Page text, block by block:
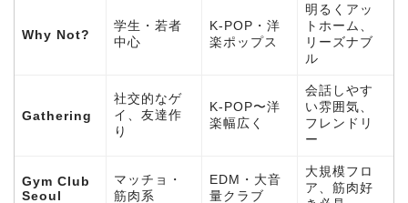
Why Not?
学生・若者
中心
K-POP・洋
楽ポップス
明るくアッ
トホーム、
リーズナブ
ル
Gathering
社交的なゲ
イ、友達作
り
K-POP〜洋
楽幅広く
会話しやす
い雰囲気、
フレンドリ
ー
Gym Club
Seoul
マッチョ・
筋肉系
EDM・大音
量クラブ
大規模フロ
ア、筋肉好